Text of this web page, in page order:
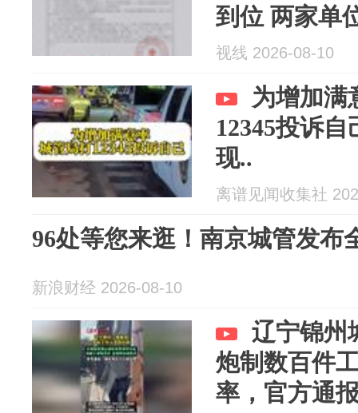
到位 两家单
钱”拖延
视线 2026-08-10
为增加满
12345投诉
现..
离谱见闻收集社
96处等您来逛！南京城管发布
新浪财经 2026-08-10
辽宁锦州
炮制数百件
率，官方通